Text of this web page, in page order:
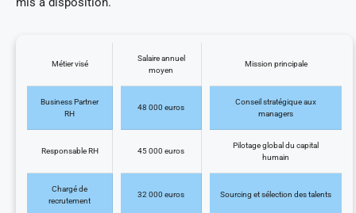
Métier visé
Salaire annuel
moyen
Mission principale
Business Partner
RH
48 000 euros
Conseil stratégique aux
managers
Responsable RH 45 000 euros
Pilotage global du capital
humain
Chargé de
recrutement
32 000 euros Sourcing et sélection des talents